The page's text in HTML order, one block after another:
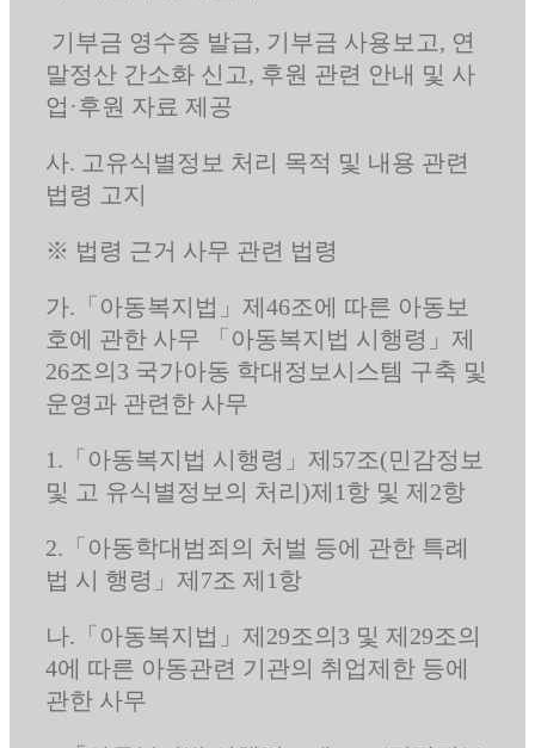
기부금 영수증 발급, 기부금 사용보고, 연
말정산 간소화 신고, 후원 관련 안내 및 사
업·후원 자료 제공
사. 고유식별정보 처리 목적 및 내용 관련
법령 고지
※ 법령 근거 사무 관련 법령
가.「아동복지법」제46조에 따른 아동보
호에 관한 사무 「아동복지법 시행령」제
26조의3 국가아동 학대정보시스템 구축 및
운영과 관련한 사무
1.「아동복지법 시행령」제57조(민감정보
및 고 유식별정보의 처리)제1항 및 제2항
2.「아동학대범죄의 처벌 등에 관한 특례
법 시 행령」제7조 제1항
나.「아동복지법」제29조의3 및 제29조의
4에 따른 아동관련 기관의 취업제한 등에
관한 사무